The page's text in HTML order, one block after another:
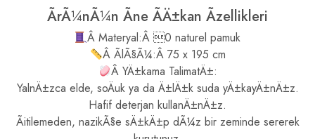
ÃrÃ¼nÃ¼n Ãne ÃÄ±kan Ãzellikleri
Â Materyal:Â 0 naturel pamuk
Â ÃlÃ§Ã¼:Â 75 x 195 cm
Â YÄ±kama TalimatÄ±:
YalnÄ±zca elde, soÄuk ya da Ä±lÄ±k suda yÄ±kayÄ±nÄ±z.
Hafif deterjan kullanÄ±nÄ±z.
Ãitilemeden, nazikÃ§e sÄ±kÄ±p dÃ¼z bir zeminde sererek